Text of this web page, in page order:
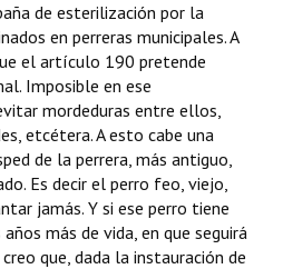
de esterilización por la
en perreras municipales. A
el artículo 190 pretende
Imposible en ese
mordeduras entre ellos,
etcétera. A esto cabe una
de la perrera, más antiguo,
Es decir el perro feo, viejo,
jamás. Y si ese perro tiene
más de vida, en que seguirá
que, dada la instauración de